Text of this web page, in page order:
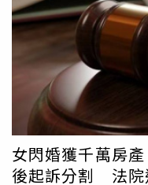
受影響者，也可申請扣
至於所得稅、營業稅、
向國稅局洽詢辦理，民
政府稅務局網站線上申
助文化資產因豪雨受損
資產管理維護補助經
築、聚落建築群及暫定
有緊急修繕、防災設施
全設備更新、防蟲防盜
移工提供的文件非台灣
進行驗證，由外館針對
知情人士指出，移工家
紀錄，若黑市真如其所
進行制度性造假，查
審查，別讓勞保善意成
險人申請勞保家屬死亡
定應經我國駐外館處驗
前我國駐越南辦事處於
湖縣4.64‰，再其次為
1.90‰，其次為苗栗縣
月人口死亡數為1萬
月減少836人。出生人
加」，台灣5月人口自
人數可得「人口社會增
然增加與社會增加後
解，台灣已在去年邁入
14歲人口數為264萬
女閃婚獲千萬房
後起訴分割 法院